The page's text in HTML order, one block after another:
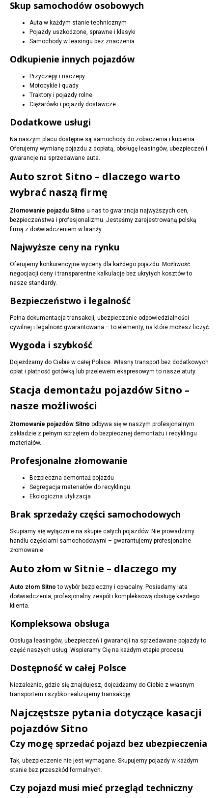
Skup samochodów osobowych
Auta w każdym stanie technicznym
Pojazdy uszkodzone, sprawne i klasyki
Samochody w leasingu bez znaczenia
Odkupienie innych pojazdów
Przyczepy i naczepy
Motocykle i quady
Traktory i pojazdy rolne
Ciężarówki i pojazdy dostawcze
Dodatkowe usługi
Na naszym placu dostępne są samochody do zobaczenia i kupienia.
Oferujemy wymianę pojazdu z dopłatą, obsługę leasingów, ubezpieczeń i
gwarancje na sprzedawane auta.
Auto szrot Sitno – dlaczego warto
wybrać naszą firmę
Złomowanie pojazdu Sitno u nas to gwarancja najwyższych cen,
bezpieczeństwa i profesjonalizmu. Jesteśmy zarejestrowaną polską
firmą z doświadczeniem w branży.
Najwyższe ceny na rynku
Oferujemy konkurencyjne wyceny dla każdego pojazdu. Możliwość
negocjacji ceny i transparentne kalkulacje bez ukrytych kosztów to
nasze standardy.
Bezpieczeństwo i legalność
Pełna dokumentacja transakcji, ubezpieczenie odpowiedzialności
cywilnej i legalność gwarantowana – to elementy, na które możesz liczyć.
Wygoda i szybkość
Dojeżdżamy do Ciebie w całej Polsce. Własny transport bez dodatkowych
opłat i płatność gotówką lub przelewem ekspresowym to nasze atuty.
Stacja demontażu pojazdów Sitno –
nasze możliwości
Złomowanie pojazdów Sitno odbywa się w naszym profesjonalnym
zakładzie z pełnym sprzętem do bezpiecznej demontażu i recyklingu
materiałów.
Profesjonalne złomowanie
Bezpieczna demontaż pojazdu
Segregacja materiałów do recyklingu
Ekologiczna utylizacja
Brak sprzedaży części samochodowych
Skupiamy się wyłącznie na skupie całych pojazdów. Nie prowadzimy
handlu częściami samochodowymi – gwarantujemy profesjonalne
złomowanie.
Auto złom w Sitnie – dlaczego my
Auto złom Sitno to wybór bezpieczny i opłacalny. Posiadamy lata
doświadczenia, profesjonalny zespół i kompleksową obsługę każdego
klienta.
Kompleksowa obsługa
Obsługa leasingów, ubezpieczeń i gwarancji na sprzedawane pojazdy to
część naszych usług. Wspieramy Cię na każdym etapie procesu.
Dostępność w całej Polsce
Niezależnie, gdzie się znajdujesz, dojeżdżamy do Ciebie z własnym
transportem i szybko realizujemy transakcję.
Najczęstsze pytania dotyczące kasacji
pojazdów Sitno
Czy mogę sprzedać pojazd bez ubezpieczenia
Tak, ubezpieczenie nie jest wymagane. Skupujemy pojazdy w każdym
stanie bez przeszkód formalnych.
Czy pojazd musi mieć przegląd techniczny